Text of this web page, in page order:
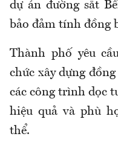
dự án đường sắt
bảo đảm tính đồng
Thành phố yêu
chức xây dựng
các công trình dọc
hiệu quả và phù
thể.